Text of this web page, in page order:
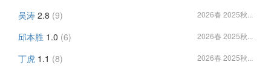
吴涛 2.8 (9) 2026春 2025秋...
邱本胜 1.0 (6) 2026春 2025秋...
丁虎 1.1 (8) 2026春 2025秋...